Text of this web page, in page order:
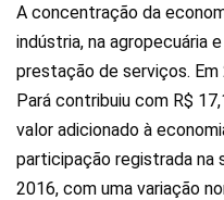
A concentração da
indústria, na agropecuária
prestação de serviços.
Pará contribuiu com R$
valor adicionado à
participação registrada na
2016, com uma variação